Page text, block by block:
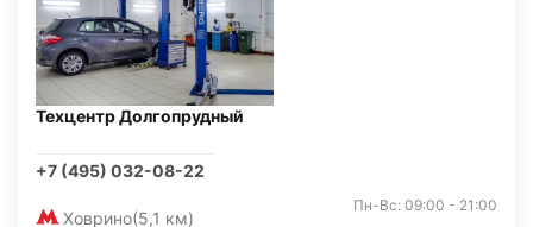
Техцентр Долгопрудный
+7 (495) 032-08-22
Ховрино(5,1 км)
Пн-Вс: 09:00 - 21:00